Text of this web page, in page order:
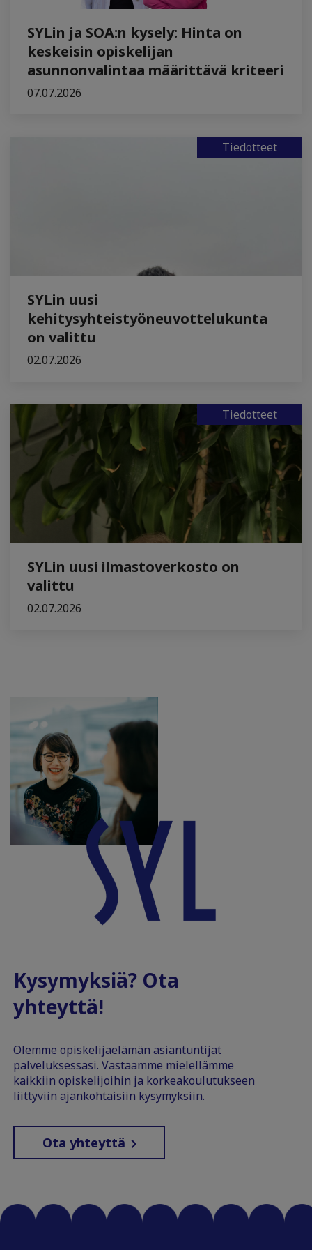
SYLin ja SOA:n kysely: Hinta on
keskeisin opiskelijan
asunnonvalintaa määrittävä kriteeri
07.07.2026
Tiedotteet
SYLin uusi
kehitysyhteistyöneuvottelukunta
on valittu
02.07.2026
Tiedotteet
SYLin uusi ilmastoverkosto on
valittu
02.07.2026
Kysymyksiä? Ota
yhteyttä!
Olemme opiskelijaelämän asiantuntijat
palveluksessasi. Vastaamme mielellämme
kaikkiin opiskelijoihin ja korkeakoulutukseen
liittyviin ajankohtaisiin kysymyksiin.
Ota yhteyttä